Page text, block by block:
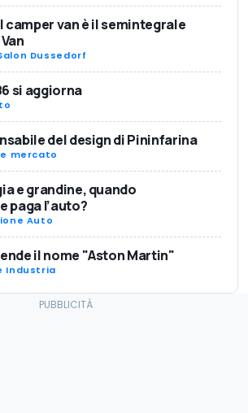
camper van è il semintegrale
Dussedorf
si aggiorna
del design di Pininfarina
mercato
e grandine, quando
paga l’auto?
Auto
il nome "Aston Martin"
Industria